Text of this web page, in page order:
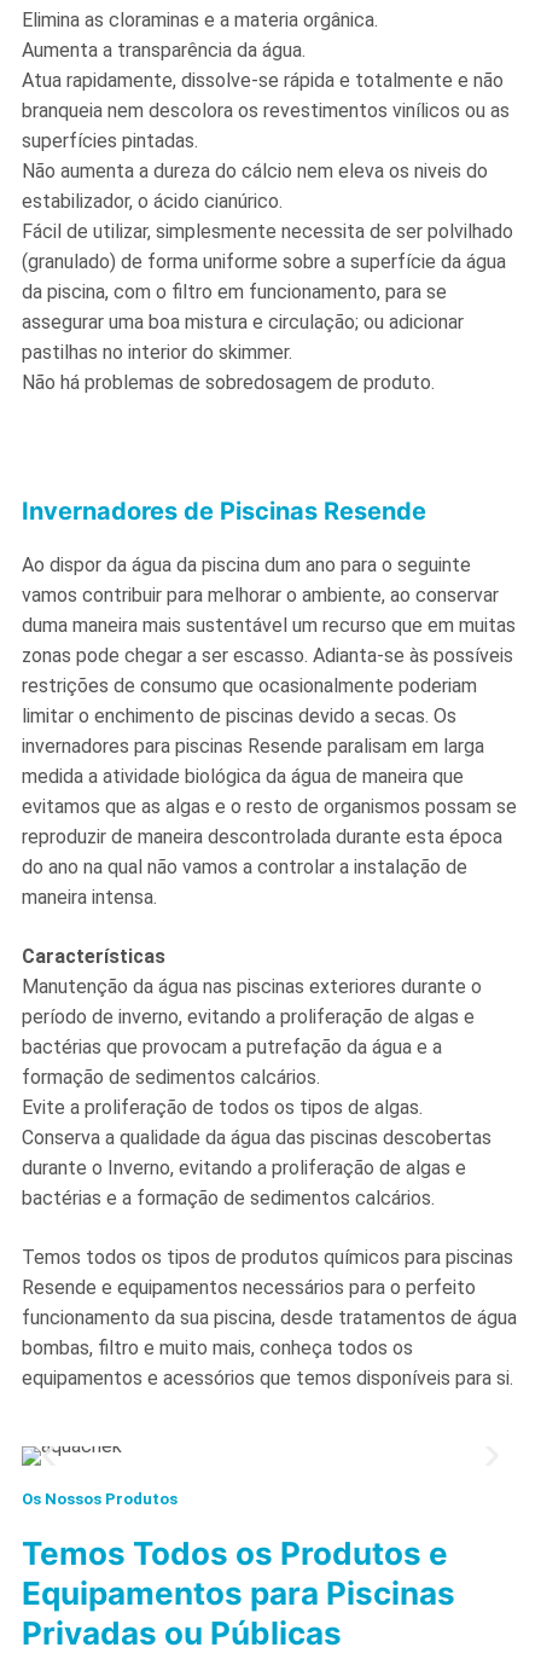
Elimina as cloraminas e a materia orgânica.
Aumenta a transparência da água.
Atua rapidamente, dissolve-se rápida e totalmente e não
branqueia nem descolora os revestimentos vinílicos ou as
superfícies pintadas.
Não aumenta a dureza do cálcio nem eleva os niveis do
estabilizador, o ácido cianúrico.
Fácil de utilizar, simplesmente necessita de ser polvilhado
(granulado) de forma uniforme sobre a superfície da água
da piscina, com o filtro em funcionamento, para se
assegurar uma boa mistura e circulação; ou adicionar
pastilhas no interior do skimmer.
Não há problemas de sobredosagem de produto.
Invernadores de Piscinas Resende
Ao dispor da água da piscina dum ano para o seguinte
vamos contribuir para melhorar o ambiente, ao conservar
duma maneira mais sustentável um recurso que em muitas
zonas pode chegar a ser escasso. Adianta-se às possíveis
restrições de consumo que ocasionalmente poderiam
limitar o enchimento de piscinas devido a secas. Os
invernadores para piscinas Resende paralisam em larga
medida a atividade biológica da água de maneira que
evitamos que as algas e o resto de organismos possam se
reproduzir de maneira descontrolada durante esta época
do ano na qual não vamos a controlar a instalação de
maneira intensa.
Características
Manutenção da água nas piscinas exteriores durante o
período de inverno, evitando a proliferação de algas e
bactérias que provocam a putrefação da água e a
formação de sedimentos calcários.
Evite a proliferação de todos os tipos de algas.
Conserva a qualidade da água das piscinas descobertas
durante o Inverno, evitando a proliferação de algas e
bactérias e a formação de sedimentos calcários.
Temos todos os tipos de produtos químicos para piscinas
Resende e equipamentos necessários para o perfeito
funcionamento da sua piscina, desde tratamentos de água
bombas, filtro e muito mais, conheça todos os
equipamentos e acessórios que temos disponíveis para si.
Os Nossos Produtos
Temos Todos os Produtos e
Equipamentos para Piscinas
Privadas ou Públicas